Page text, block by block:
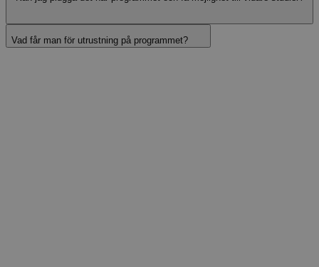
Vad får man för utrustning på programmet?